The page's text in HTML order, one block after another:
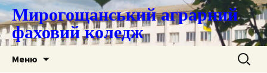
Мирогощанський аграрний
фаховий коледж
Меню Пошук: